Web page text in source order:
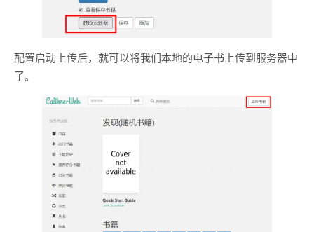
配置启动上传后，就可以将我们本地的电子书上传到服务器中
了。